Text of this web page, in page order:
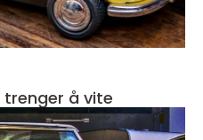
trenger å vite